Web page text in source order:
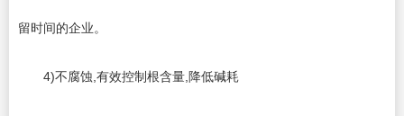
留时间的企业。
4)不腐蚀,有效控制根含量,降低碱耗